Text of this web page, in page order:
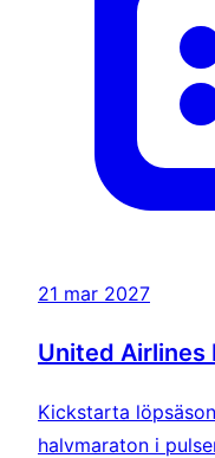
21 mar 2027
United Airlines
Kickstarta
halvmaraton i